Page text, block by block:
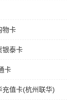
物卡
银泰卡
卡
充值卡(杭州联华)